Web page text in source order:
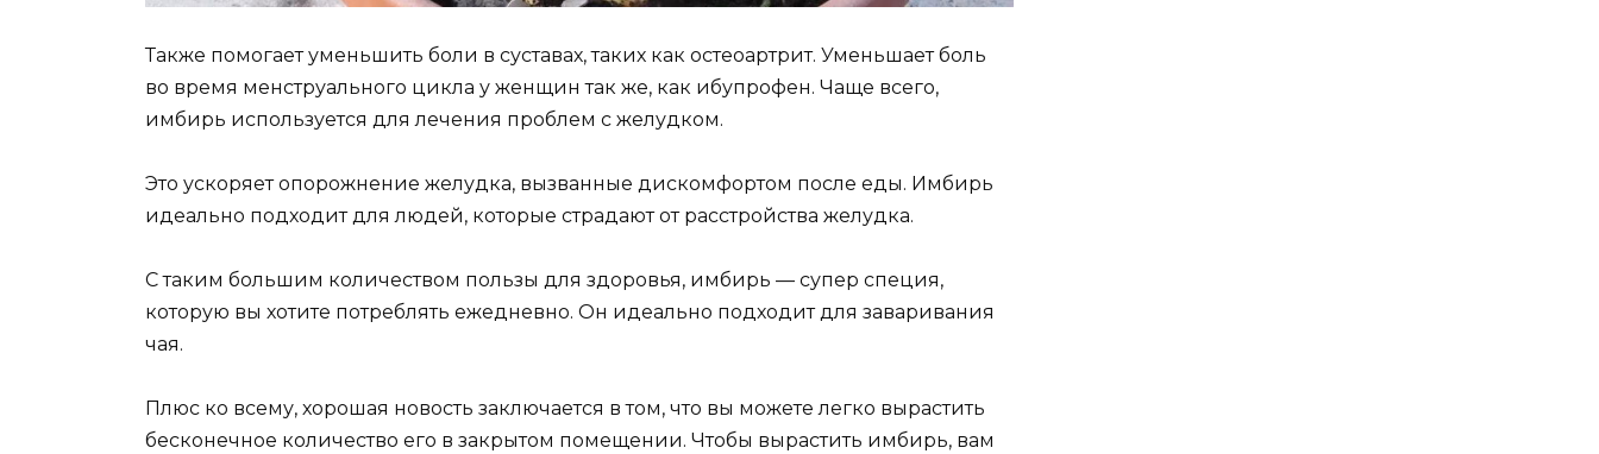
Также помогает уменьшить боли в суставах, таких как остеоартрит. Уменьшает боль
во время менструального цикла у женщин так же, как ибупрофен. Чаще всего,
имбирь используется для лечения проблем с желудком.
Это ускоряет опорожнение желудка, вызванные дискомфортом после еды. Имбирь
идеально подходит для людей, которые страдают от расстройства желудка.
С таким большим количеством пользы для здоровья, имбирь — супер специя,
которую вы хотите потреблять ежедневно. Он идеально подходит для заваривания
чая.
Плюс ко всему, хорошая новость заключается в том, что вы можете легко вырастить
бесконечное количество его в закрытом помещении. Чтобы вырастить имбирь, вам